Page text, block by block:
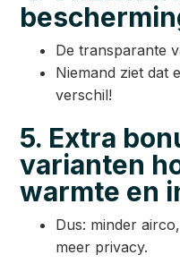
De transparante
Niemand ziet dat
verschil!
5. Extra
varianten
warmte en
Dus: minder
meer privacy.